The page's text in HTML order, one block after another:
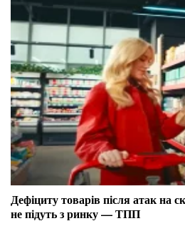
Дефіциту товарів після атак на
не підуть з ринку — ТПП